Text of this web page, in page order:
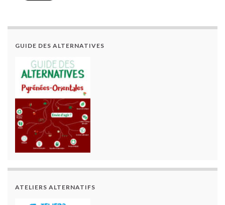
GUIDE DES ALTERNATIVES
ATELIERS ALTERNATIFS